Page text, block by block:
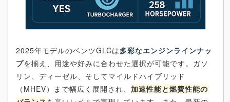
2025年モデルのベンツGLCは多彩なエンジンラインナッ
プを揃え、用途や好みに合わせた選択が可能です。ガソ
リン、ディーゼル、そしてマイルドハイブリッド
（MHEV）まで幅広く展開され、 加速性能と燃費性能の